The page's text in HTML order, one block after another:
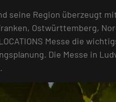
seine Region überzeugt
Ostwürttemberg,
Messe die
Die Messe in